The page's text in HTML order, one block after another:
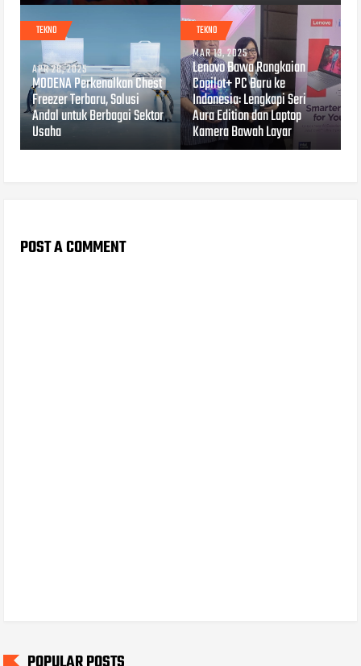
TEKNO
APR 28, 2025
MODENA Perkenalkan Chest
Freezer Terbaru, Solusi
Andal untuk Berbagai Sektor
Usaha
TEKNO
MAR 13, 2025
Lenovo Bawa Rangkaian
Copilot+ PC Baru ke
Indonesia: Lengkapi Seri
Aura Edition dan Laptop
Kamera Bawah Layar
POST A COMMENT